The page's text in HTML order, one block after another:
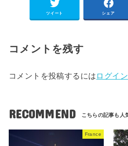
ツイート シェア
コメントを残す
コメントを投稿するには ログイン
RECOMMEND
France